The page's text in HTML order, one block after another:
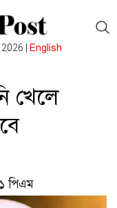
| English
খেলে
পিএম